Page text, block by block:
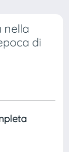
nella
di